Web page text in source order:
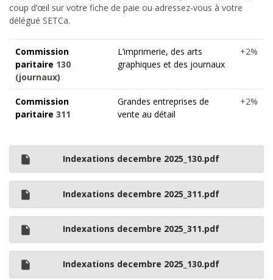
coup d’œil sur votre fiche de paie ou adressez-vous à votre
délégué SETCa.
Commission
paritaire 130
(journaux)
L’imprimerie, des arts
graphiques et des journaux
+2%
Commission
paritaire 311
Grandes entreprises de
vente au détail
+2%
Indexations decembre 2025_130.pdf
Indexations decembre 2025_311.pdf
Indexations decembre 2025_311.pdf
Indexations decembre 2025_130.pdf